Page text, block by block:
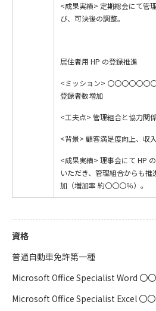
<成果実績> 定期総会にて管
び、可決後の調整。
居住者用 HP の登録推進
<ミッション> 〇〇〇〇〇〇
登録者数増加
<工夫点> 管理組合と協力関
<背景> 顧客満足度向上、収
<成果実績> 理事会にて HP
いただき、管理組合からも
加（増加率 約〇〇〇％）。
資格
普通自動車免許第一種
Microsoft Office Specialist Word 〇
Microsoft Office Specialist Excel 〇